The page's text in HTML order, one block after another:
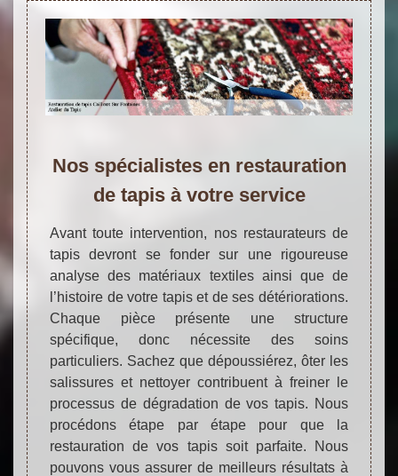
Nos spécialistes en restauration
de tapis à votre service
Avant toute intervention, nos restaurateurs de
tapis devront se fonder sur une rigoureuse
analyse des matériaux textiles ainsi que de
l’histoire de votre tapis et de ses détériorations.
Chaque pièce présente une structure
spécifique, donc nécessite des soins
particuliers. Sachez que dépoussiérez, ôter les
salissures et nettoyer contribuent à freiner le
processus de dégradation de vos tapis. Nous
procédons étape par étape pour que la
restauration de vos tapis soit parfaite. Nous
pouvons vous assurer de meilleurs résultats à